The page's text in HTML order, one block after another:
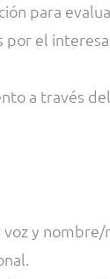
para
el
a través
voz y